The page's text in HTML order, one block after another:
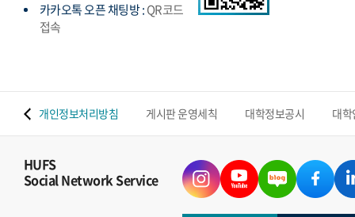
카카오톡 오픈 채팅방 :QR코드
접속
개인정보처리방침 게시판 운영세칙 대학정보공시 대
HUFS
Social Network Service